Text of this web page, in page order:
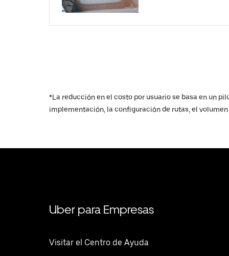
*La reducción en el costo por usuario se basa en un
implementación, la configuración de rutas, el
Uber para Empresas
Visitar el Centro de Ayuda